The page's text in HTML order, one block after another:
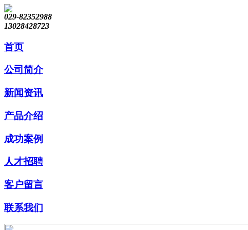
029-82352988
13028428723
首页
公司简介
新闻资讯
产品介绍
成功案例
人才招聘
客户留言
联系我们